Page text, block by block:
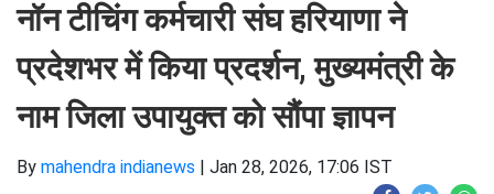
नॉन टीचिंग कर्मचारी संघ हरियाणा ने
प्रदेशभर में किया प्रदर्शन, मुख्यमंत्री के
नाम जिला उपायुक्त को सौंपा ज्ञापन
By mahendra indianews | Jan 28, 2026, 17:06 IST